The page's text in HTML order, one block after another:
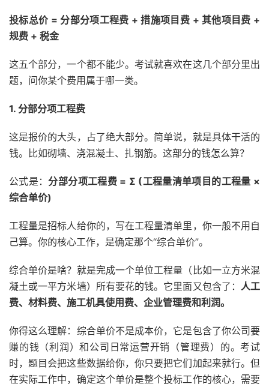
投标总价 = 分部分项工程费 + 措施项目费 + 其他项目费 +
规费 + 税金
这五个部分，一个都不能少。考试就喜欢在这几个部分里出
题，问你某个费用属于哪一类。
1. 分部分项工程费
这是报价的大头，占了绝大部分。简单说，就是具体干活的
钱。比如砌墙、浇混凝土、扎钢筋。这部分的钱怎么算？
公式是：分部分项工程费 = Σ (工程量清单项目的工程量 ×
综合单价)
工程量是招标人给你的，写在工程量清单里，你一般不用自
己算。你的核心工作，是确定那个“综合单价”。
综合单价是啥？就是完成一个单位工程量（比如一立方米混
凝土或一平方米墙）所有要花的钱。它里面又包含了： 人工
费、材料费、施工机具使用费、企业管理费和利润。
你得这么理解：综合单价不是成本价，它是包含了你公司要
赚的钱（利润）和公司日常运营开销（管理费）的。考试
时，题目会把这些数据给你，你只要把它们加起来就行。但
在实际工作中，确定这个单价是整个投标工作的核心，需要